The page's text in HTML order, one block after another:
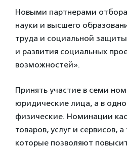
Новыми партнерами
науки и высшего
труда и социальной
и развития социальных
возможностей».
Принять участие в семи
юридические лица, а в
физические. Номинации
товаров, услуг и сервисов,
которые позволяют